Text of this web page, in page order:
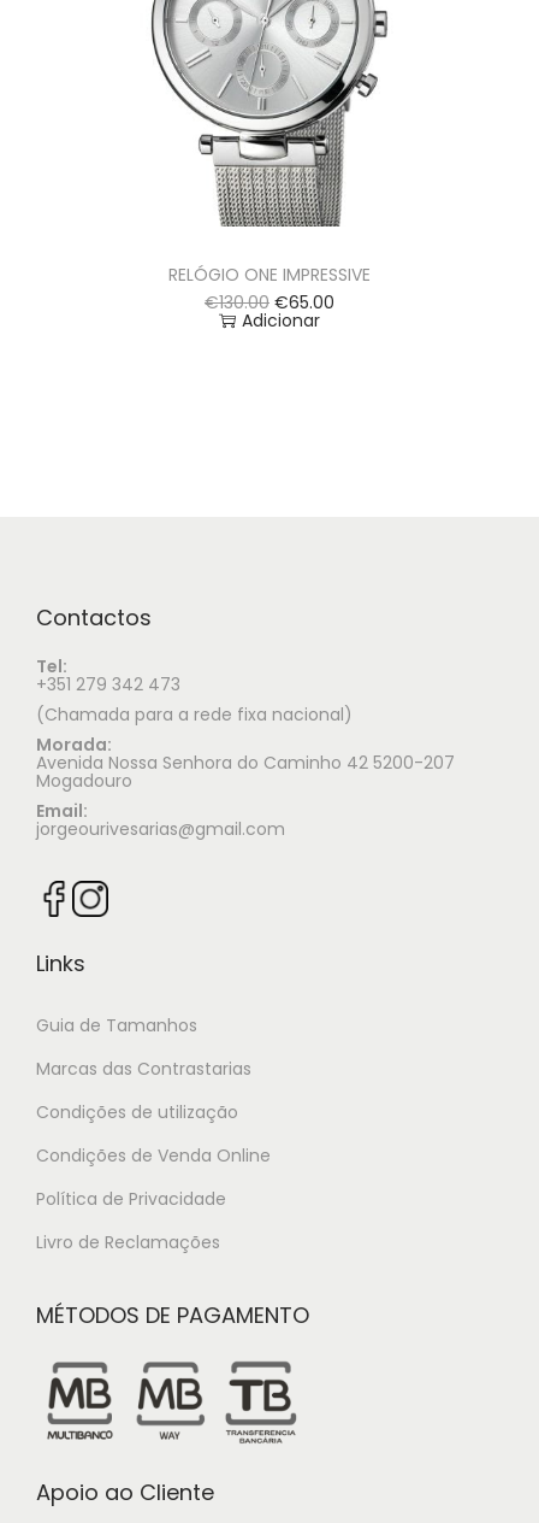
RELÓGIO ONE IMPRESSIVE
€130.00 €65.00
Adicionar
Contactos
Tel:
+351 279 342 473
(Chamada para a rede fixa nacional)
Morada:
Avenida Nossa Senhora do Caminho 42 5200-207
Mogadouro
Email:
jorgeourivesarias@gmail.com
Links
Guia de Tamanhos
Marcas das Contrastarias
Condições de utilização
Condições de Venda Online
Política de Privacidade
Livro de Reclamações
MÉTODOS DE PAGAMENTO
Apoio ao Cliente